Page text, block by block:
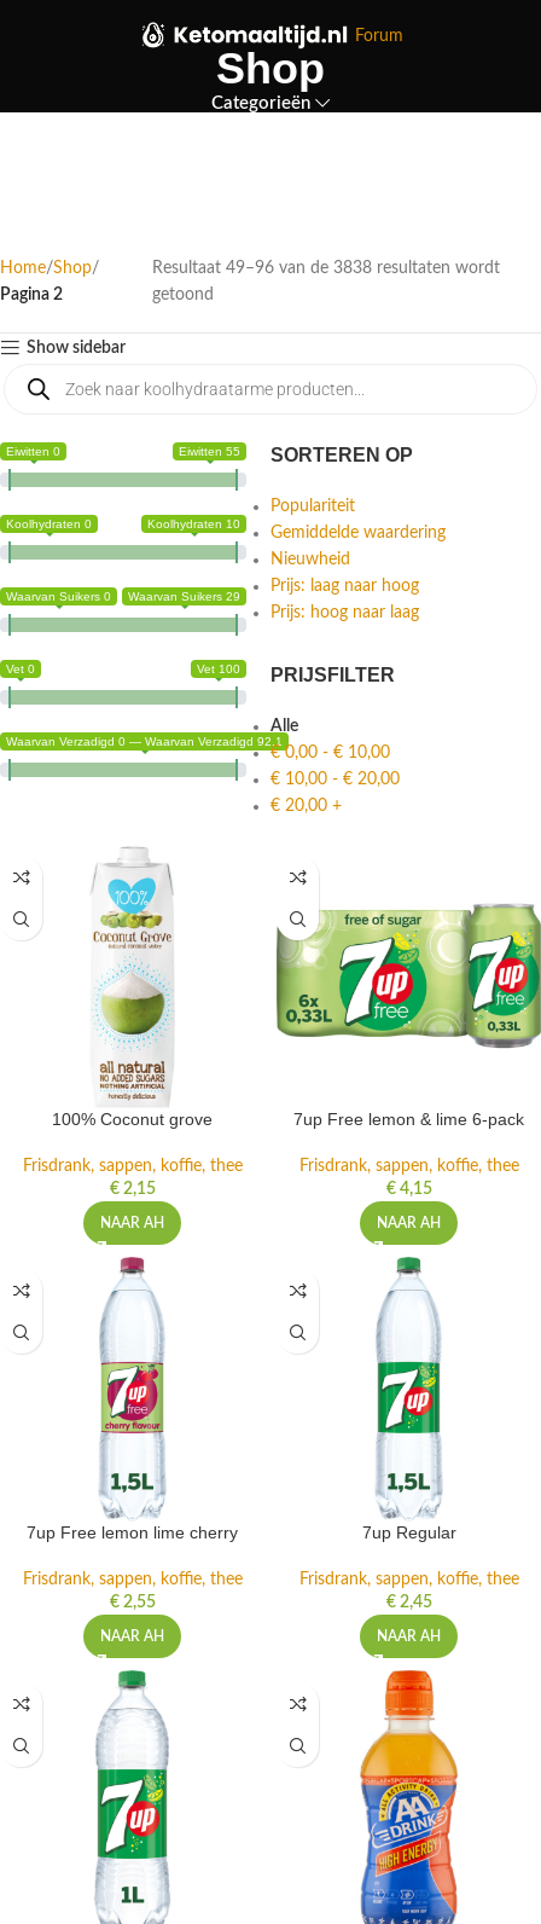
Forum
Shop
Categorieën
Home Shop
Pagina 2
Resultaat 49–96 van de 3838 resultaten wordt
getoond
Show sidebar
Eiwitten 0 Eiwitten 55
Koolhydraten 0 Koolhydraten 10
Waarvan Suikers 0 Waarvan Suikers 29
Vet 0 Vet 100
Waarvan Verzadigd 0 — Waarvan Verzadigd 92.1
SORTEREN OP
Populariteit
Gemiddelde waardering
Nieuwheid
Prijs: laag naar hoog
Prijs: hoog naar laag
PRIJSFILTER
Alle
€0,00 - € 10,00
€ 10,00 - € 20,00
€ 20,00 +
100% Coconut grove
Frisdrank, sappen, koffie, thee
€2,15
NAAR AH
7up Free lemon & lime 6-pack
Frisdrank, sappen, koffie, thee
€4,15
NAAR AH
7up Free lemon lime cherry
Frisdrank, sappen, koffie, thee
€2,55
NAAR AH
7up Regular
Frisdrank, sappen, koffie, thee
€2,45
NAAR AH